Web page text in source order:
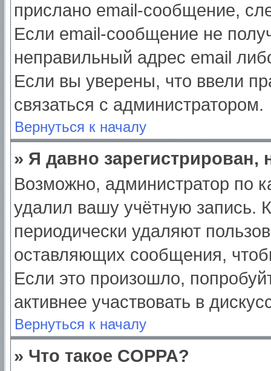
прислано email-сообщение,
Если email-сообщение не
неправильный адрес email
Если вы уверены, что ввели
связаться с администратором.
Вернуться к началу
» Я давно
Возможно, администратор по
удалил вашу учётную запись.
периодически удаляют
оставляющих сообщения,
Если это произошло,
активнее участвовать в
Вернуться к началу
» Что такое COPPA?